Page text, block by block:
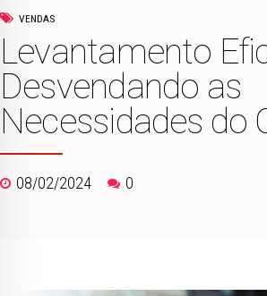
VENDAS
Levantamento
Desvendando as
Necessidades do
08/02/2024 0